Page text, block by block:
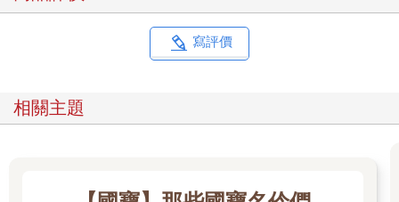
寫評價
相關主題